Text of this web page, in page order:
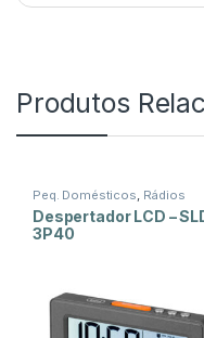
Produtos
Peq. Domésticos, Rádios
Despertador LCD –
3P40